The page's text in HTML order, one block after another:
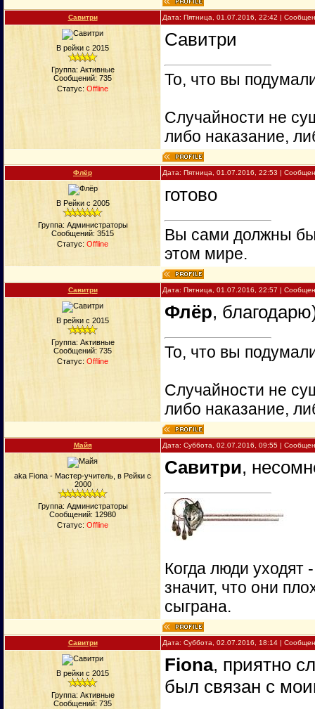
Савитри Дата: Пятница, 01.07.2016, 22:42 |
В рейки с 2015
Группа: Активные
Сообщений: 735
Статус: Offline
Савитри
То, что вы
Случайности не
либо наказание,
Флёр Дата: Пятница, 01.07.2016, 22:53 |
В Рейки с 2005
Группа: Администраторы
Сообщений: 3515
Статус: Offline
готово
Вы сами должны
этом мире.
Савитри Дата: Пятница, 01.07.2016, 22:57 |
В рейки с 2015
Группа: Активные
Сообщений: 735
Статус: Offline
Флёр,
То, что вы
Случайности не
либо наказание,
Майя Дата: Суббота, 02.07.2016, 09:55 |
aka Fiona - Мастер-учитель, в Рейки с
2000
Группа: Администраторы
Сообщений: 12980
Статус: Offline
Савитри,
Когда люди уходят
значит, что они
сыграна.
Савитри Дата: Суббота, 02.07.2016, 18:14 |
В рейки с 2015
Группа: Активные
Сообщений: 735
Fiona, приятно
был связан с